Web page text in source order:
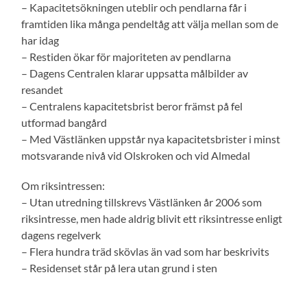
– Kapacitetsökningen uteblir och pendlarna får i
framtiden lika många pendeltåg att välja mellan som de
har idag
– Restiden ökar för majoriteten av pendlarna
– Dagens Centralen klarar uppsatta målbilder av
resandet
– Centralens kapacitetsbrist beror främst på fel
utformad bangård
– Med Västlänken uppstår nya kapacitetsbrister i minst
motsvarande nivå vid Olskroken och vid Almedal
Om riksintressen:
– Utan utredning tillskrevs Västlänken år 2006 som
riksintresse, men hade aldrig blivit ett riksintresse enligt
dagens regelverk
– Flera hundra träd skövlas än vad som har beskrivits
– Residenset står på lera utan grund i sten